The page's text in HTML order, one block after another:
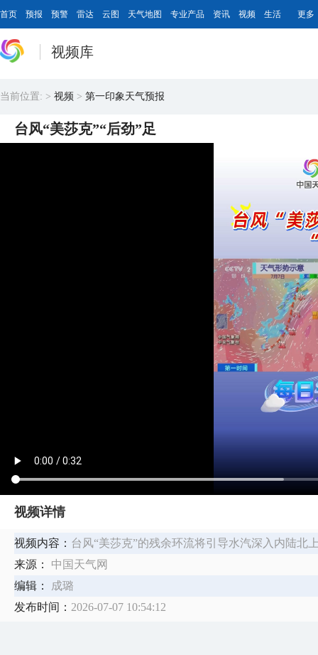
首页 预报 预警 雷达 云图 天气地图 专业产品 资讯 视频 生活 更多
视频库
当前位置: > 视频 > 第一印象天气预报
台风“美莎克”“后劲”足
视频详情
视频内容： 台风“美莎克”的残余环流将引导水汽深入内陆北
来源：
中国天气网
编辑：
成璐
发布时间： 2026-07-07 10:54:12